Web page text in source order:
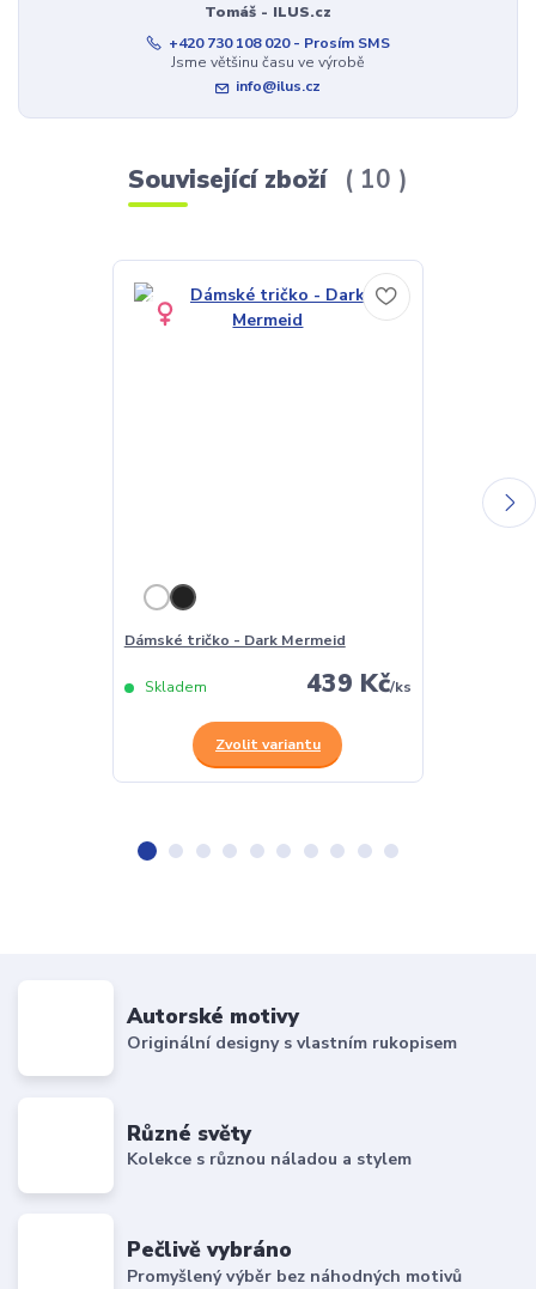
Tomáš - ILUS.cz
+420 730 108 020 - Prosím SMS
Jsme většinu času ve výrobě
info@ilus.cz
Související zboží 10
Dámské tričko - Dark Mermeid
439 Kč/ks
Skladem
Zvolit variantu
Autorské motivy
Originální designy s vlastním rukopisem
Různé světy
Kolekce s různou náladou a stylem
Pečlivě vybráno
Promyšlený výběr bez náhodných motivů